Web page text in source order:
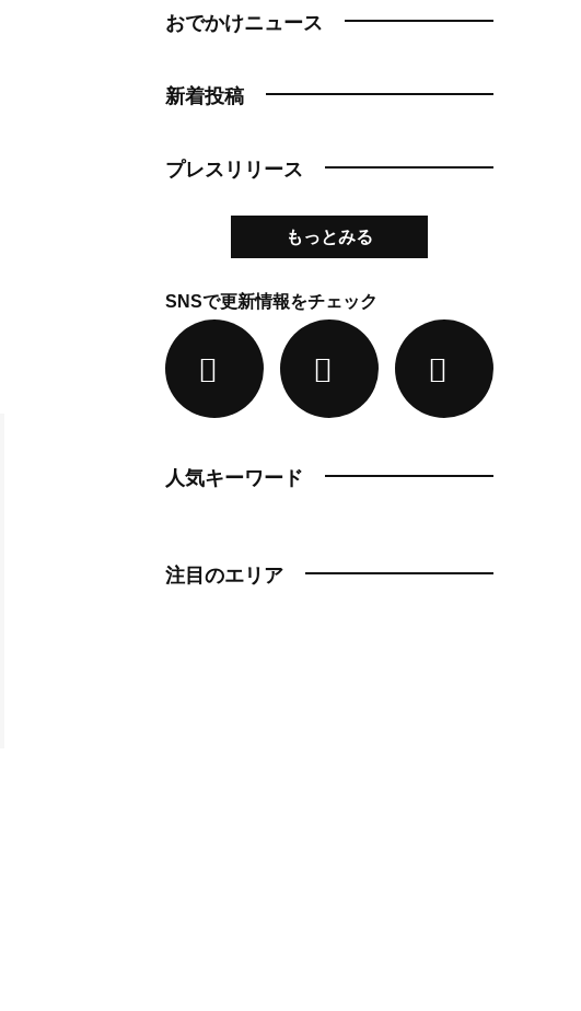
おでかけニュース
新着投稿
プレスリリース
もっとみる
SNSで更新情報をチェック
人気キーワード
注目のエリア